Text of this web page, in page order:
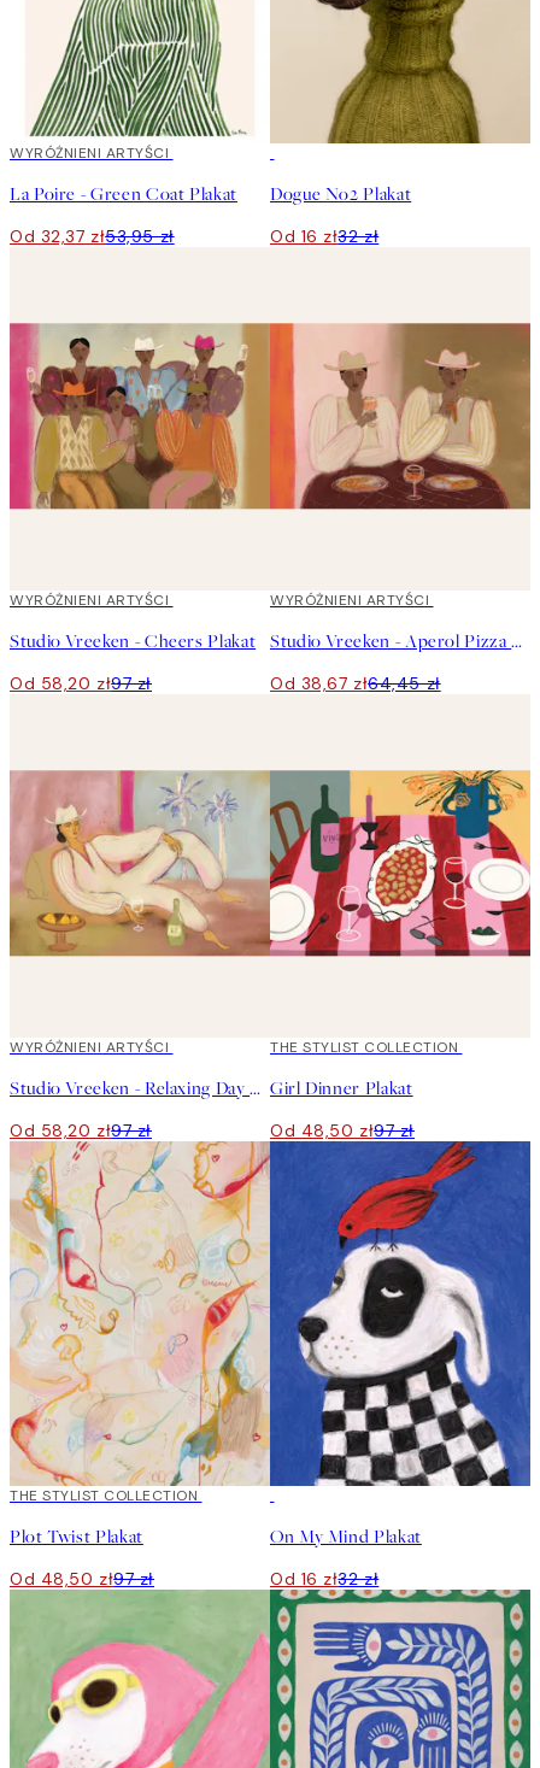
40%*
WYRÓŻNIENI ARTYŚCI
La Poire - Green Coat Plakat
Od 32,37 zł53,95 zł
Dogue No2 Plakat
Od 16 zł32 zł
40%*
WYRÓŻNIENI ARTYŚCI
Studio Vreeken - Cheers Plakat
Od 58,20 zł97 zł
40%*
WYRÓŻNIENI ARTYŚCI
Studio Vreeken - Aperol Pizza Party Plakat
Od 38,67 zł64,45 zł
40%*
WYRÓŻNIENI ARTYŚCI
Studio Vreeken - Relaxing Day No2 Plakat
Od 58,20 zł97 zł
50%*
THE STYLIST COLLECTION
Girl Dinner Plakat
Od 48,50 zł97 zł
50%*
THE STYLIST COLLECTION
Plot Twist Plakat
Od 48,50 zł97 zł
On My Mind Plakat
Od 16 zł32 zł